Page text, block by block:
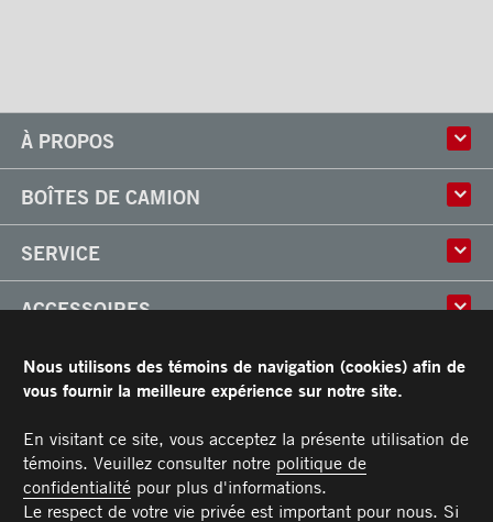
À PROPOS
Culture
Usine
Partenaire
Carrières
BOÎTES DE CAMION
Classik
X-Treme
Boîtes réfrigérées
Arctik
SERVICE
Réparation et installation
Pièces
ACCESSOIRES
Toits
Planchers
Barres d'attaches
Éclairages
Poignées
RESSOURCES
Garantie limitée de Transit
Manuel du propriétaire et Procédures d’entretien recommandées
NOUS JOINDRE
Téléphone : 514 382-0104
Sans frais :1 877 382-0104
Télécopieur :514 383-5636
Pièces :PIECES@TRANSIT.CA
Service :SERVICE@TRANSIT.CA
Ventes :VENTES@TRANSIT.CA
3600, boulevard Industriel
Nous utilisons des témoins de navigation (cookies) afin de
vous fournir la meilleure expérience sur notre site.
En visitant ce site, vous acceptez la présente utilisation de
témoins. Veuillez consulter notre politique de
confidentialitépour plus d'informations.
Le respect de votre vie privée est important pour nous. Si